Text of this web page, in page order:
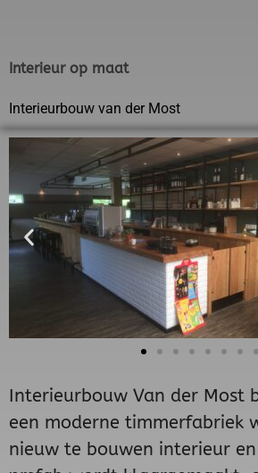
Interieur op maat
Interieurbouw van der Most
Interieurbouw Van der Most
een moderne timmerfabriek
nieuw te bouwen interieur